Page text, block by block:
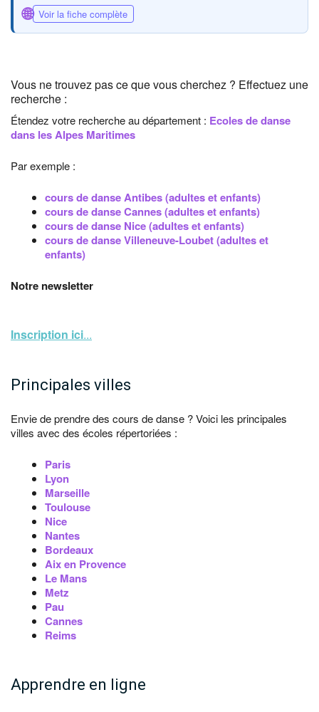
🌐 Voir la fiche complète
Vous ne trouvez pas ce que vous cherchez ? Effectuez une
recherche :
Étendez votre recherche au département : Ecoles de danse
dans les Alpes Maritimes
Par exemple :
cours de danse Antibes (adultes et enfants)
cours de danse Cannes (adultes et enfants)
cours de danse Nice (adultes et enfants)
cours de danse Villeneuve-Loubet (adultes et
enfants)
Notre newsletter
Inscription ici...
Principales villes
Envie de prendre des cours de danse ? Voici les principales
villes avec des écoles répertoriées :
Paris
Lyon
Marseille
Toulouse
Nice
Nantes
Bordeaux
Aix en Provence
Le Mans
Metz
Pau
Cannes
Reims
Apprendre en ligne